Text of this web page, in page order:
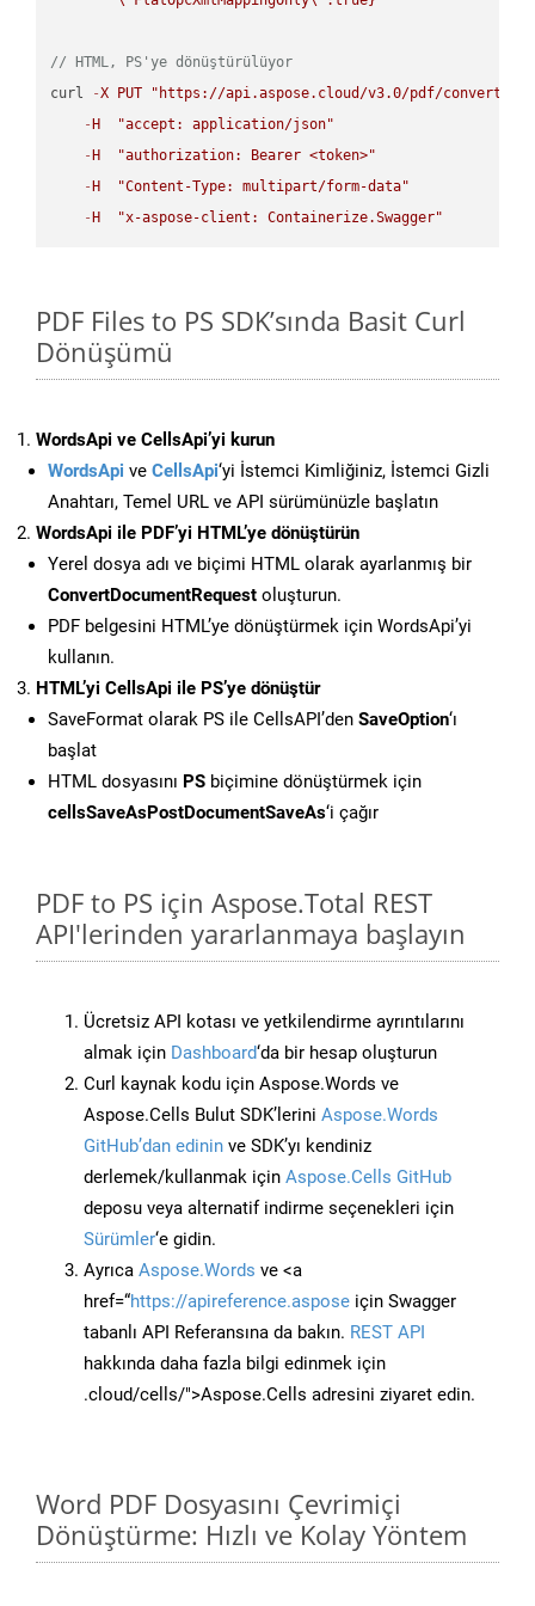
// HTML, PS'ye dönüştürülüyor
curl
-X PUT
"https://api.aspose.cloud/v3.0/pdf/convert/
- H
"accept: application/json"
- H
"authorization: Bearer <token>"
- H
"Content-Type: multipart/form-data"
- H "x-aspose-client: Containerize.Swagger"
PDF Files to PS SDK’sında Basit Curl
Dönüşümü
WordsApi ve CellsApi’yi kurun
WordsApi ve CellsApi‘yi İstemci Kimliğiniz, İstemci Gizli
Anahtarı, Temel URL ve API sürümünüzle başlatın
WordsApi ile PDF’yi HTML’ye dönüştürün
Yerel dosya adı ve biçimi HTML olarak ayarlanmış bir
ConvertDocumentRequest oluşturun.
PDF belgesini HTML’ye dönüştürmek için WordsApi’yi
kullanın.
HTML’yi CellsApi ile PS’ye dönüştür
SaveFormat olarak PS ile CellsAPI’den SaveOption‘ı
başlat
HTML dosyasını PS biçimine dönüştürmek için
cellsSaveAsPostDocumentSaveAs‘i çağır
PDF to PS için Aspose.Total REST
API'lerinden yararlanmaya başlayın
Ücretsiz API kotası ve yetkilendirme ayrıntılarını
almak için Dashboard‘da bir hesap oluşturun
Curl kaynak kodu için Aspose.Words ve
Aspose.Cells Bulut SDK’lerini Aspose.Words
GitHub’dan edinin ve SDK’yı kendiniz
derlemek/kullanmak için Aspose.Cells GitHub
deposu veya alternatif indirme seçenekleri için
Sürümler‘e gidin.
Ayrıca Aspose.Words ve <a
href=“https://apireference.aspose için Swagger
tabanlı API Referansına da bakın. REST API
hakkında daha fazla bilgi edinmek için
.cloud/cells/">Aspose.Cells adresini ziyaret edin.
Word PDF Dosyasını Çevrimiçi
Dönüştürme: Hızlı ve Kolay Yöntem